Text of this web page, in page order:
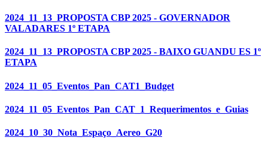
2024_11_13_PROPOSTA CBP 2025 - GOVERNADOR
VALADARES 1º ETAPA
2024_11_13_PROPOSTA CBP 2025 - BAIXO GUANDU ES 1º
ETAPA
2024_11_05_Eventos_Pan_CAT1_Budget
2024_11_05_Eventos_Pan_CAT_1_Requerimentos_e_Guias
2024_10_30_Nota_Espaço_Aereo_G20